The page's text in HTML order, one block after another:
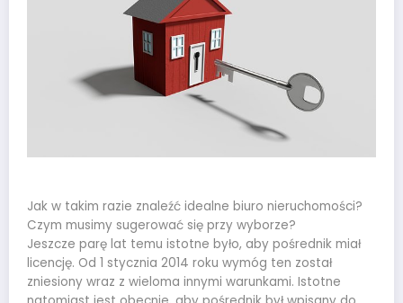
Jak w takim razie znaleźć idealne biuro nieruchomości?
Czym musimy sugerować się przy wyborze?
Jeszcze parę lat temu istotne było, aby pośrednik miał
licencję. Od 1 stycznia 2014 roku wymóg ten został
zniesiony wraz z wieloma innymi warunkami. Istotne